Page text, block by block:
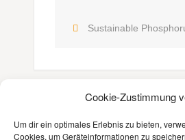
Cookie-Zustimmung
Um dir ein optimales Erlebnis zu bieten,
Cookies, um Geräteinformationen zu
Sustainable